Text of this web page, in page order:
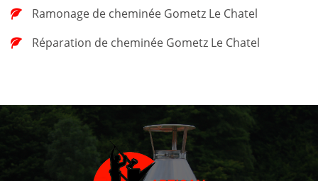
Ramonage de cheminée Gometz Le Chatel
Réparation de cheminée Gometz Le Chatel